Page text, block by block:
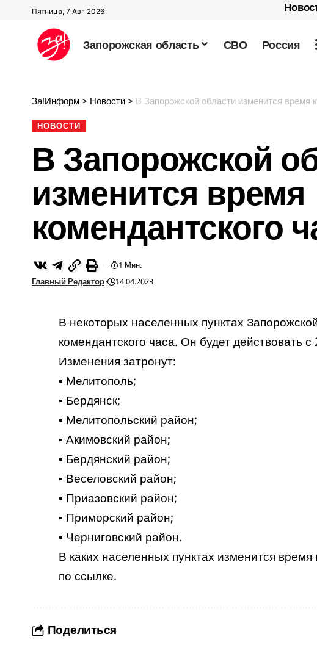
Пятница, 7 Авг 2026
Запорожская область СВО Россия
За!Информ > Новости > В Запорожской области изменится время
НОВОСТИ
В Запорожской
изменится время
комендантского
Главный Редактор 14.04.2023
1 Мин.
В некоторых населенных пунктах
комендантского часа. Он будет действовать
Изменения затронут:
▪️ Мелитополь;
▪️ Бердянск;
▪️ Мелитопольский район;
▪️ Акимовский район;
▪️ Бердянский район;
▪️ Веселовский район;
▪️ Приазовский район;
▪️ Приморский район;
▪️ Черниговский район.
В каких населенных пунктах изменится
поссылке.
Поделиться